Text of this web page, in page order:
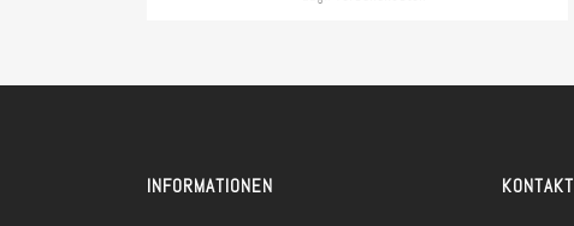
INFORMATIONEN KONTAKT